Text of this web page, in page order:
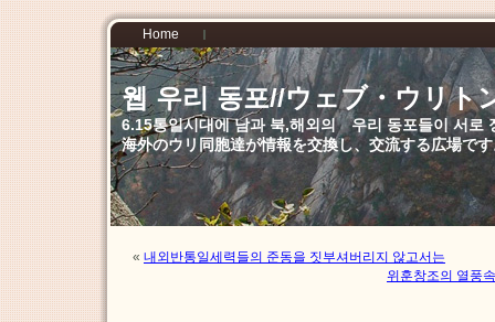
Home
웹 우리 동포//ウェブ・ウリト
6.15통일시대에 남과 북,해외의 우리 동포들이 서로
海外のウリ同胞達が情報を交換し、交流する広場で
« 내외반통일세력들의 준동을 짓부셔버리지 않고서는
위훈창조의 열풍